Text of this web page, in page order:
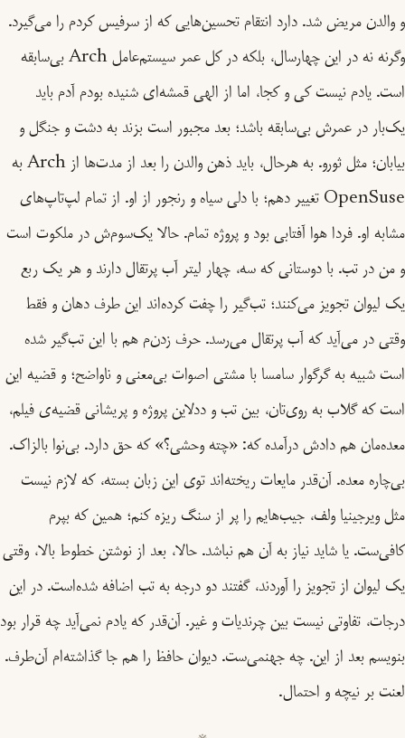
و والدن مریض شد. دارد انتقام تحسین‌هایی که از سرفیس کردم را می‌گیرد.
وگرنه نه در این چهارسال، بلکه در کل عمر سیستم‌عامل Arch بی‌سابقه‌
است. یادم نیست کی و کجا، اما از الهی قمشه‌ای شنیده بودم آدم باید
یک‌بار در عمرش بی‌سابقه باشد؛ بعد مجبور است بزند به دشت و جنگل و
بیابان؛ مثل ثورو. به هرحال، باید ذهن والدن را بعد از مدت‌ها از Arch به
OpenSuse تغییر دهم؛ با دلی سیاه و رنجور از او. از تمام لپ‌تاپ‌های
مشابه او. فردا هوا آفتابی بود و پروژه تمام. حالا یک‌سوم‌ش در ملکوت است
و من در تب. با دوستانی که سه‌، چهار لیتر آب پرتقال دارند و هر یک ربع
یک لیوان تجویز می‌کنند؛ تب‌گیر را چفت کرده‌اند این طرف دهان و فقط
وقتی در می‌آید که آب پرتقال می‌رسد. حرف زدن‌م هم با این تب‌گیر شده
است شبیه به گرگوار سامسا با مشتی اصوات بی‌معنی و ناواضح؛ و قضیه این
است که گلاب به روی‌تان، بین تب و ددلاین پروژه و پریشانی قضیه‌ی فیلم،
معده‌مان هم دادش درآمده که: «چته وحشی؟» که حق دارد. بی‌نوا بالزاک.
بی‌چاره معده. آن‌قدر مایعات ریخته‌اند توی این زبان بسته، که لازم نیست
مثل ویرجینیا ولف، جیب‌هایم را پر از سنگ ریزه کنم؛ همین که بپرم
کافی‌ست. یا شاید نیاز به آن هم نباشد. حالا، بعد از نوشتن خطوط بالا، وقتی
یک لیوان از تجویز را آوردند، گفتند دو درجه به تب اضافه شده‌است. در این
درجات، تفاوتی نیست بین چرندیات و غیر. آن‌قدر که یادم نمی‌آید چه قرار بود
بنویسم بعد از این. چه جهنمی‌ست. دیوان حافظ را هم جا گذاشته‌ام آن‌طرف.
لعنت بر نیچه و احتمال.